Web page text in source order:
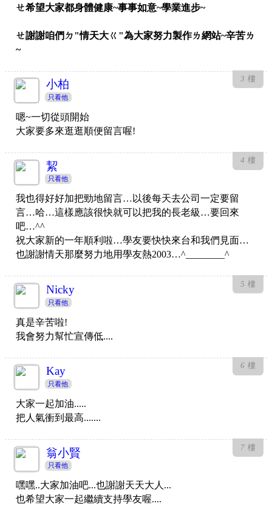
ㄝ希望大家都身體健康~事事如意~學業進步~
ㄝ謝謝咱們ㄉ"情天大ㄍ"為大家努力製作ㄌ網站~辛苦ㄌ
~
3 樓
小柏
只看他
嗯~一切從頭開始
大家要多來逛逛順便留言喔!
4 樓
絜
只看他
我也得好好加把勁地留言…以後每天去公司一定要留
言…哈…這樣應該很快就可以把我的長老級…要回來
吧…^^
祝大家新的一年順利啦…學友要快快來台和我們見面…
也謝謝情天那麼努力地用學友熱2003…^________^
5 樓
Nicky
只看他
真是辛苦啦!
我會努力幫忙宣傳低....
6 樓
Kay
只看他
大家一起加油.....
把人氣衝到最高.......
7 樓
翁小賢
只看他
嘿嘿..大家加油吧...也謝謝天天大人...
也希望大家一起繼續支持學友喔....